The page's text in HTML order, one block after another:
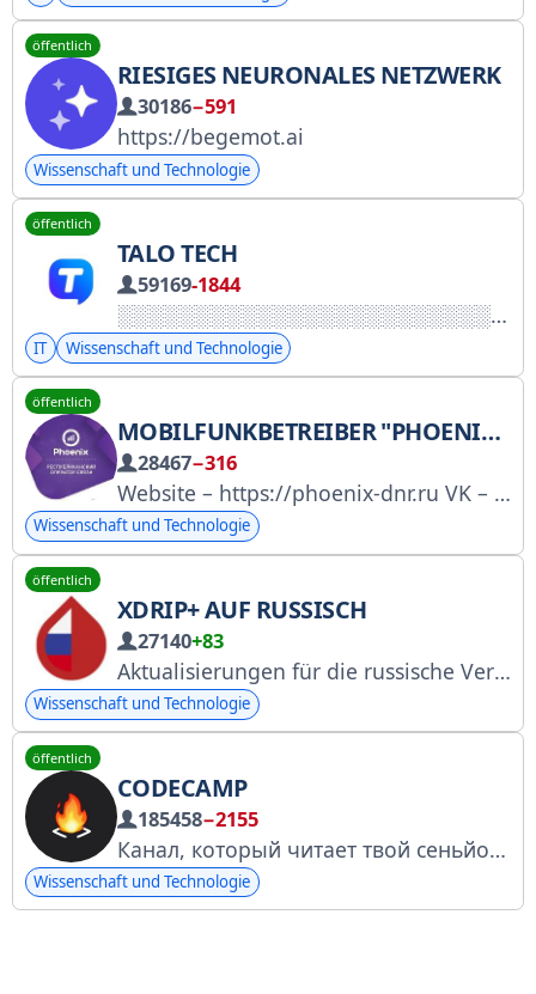
öffentlich
RIESIGES NEURONALES NETZWERK
30186−591
https://begemot.ai
Wissenschaft und Technologie
öffentlich
TALO TECH
59169-1844
IT Wissenschaft und Technologie
öffentlich
MOBILFUNKBETREIBER "PHOENIX" (STAATLICHES EINHEITSUNTERNEHMEN DER DVR "ROS")
28467−316
Website – https://phoenix-dnr.ru VK – https://vk.com/phoenix7949 OK.ru – https://ok.ru/phoenix7949 Max – https://max.ru/phoenix_mobile_operator Kundenservice – 411, +79493005000 Internet für Zuhause (technischer Support) – 432, 11809
Wissenschaft und Technologie
öffentlich
XDRIP+ AUF RUSSISCH
27140+83
Aktualisierungen für die russische Version des xDrip+ mit einigen Extras
Wissenschaft und Technologie
öffentlich
CODECAMP
185458−2155
Канал, который читает твой сеньйор. Здесь про разработку, технологии и гаджеты
Wissenschaft und Technologie